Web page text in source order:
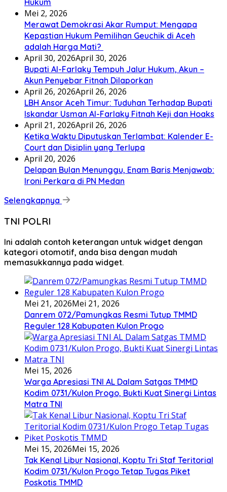
Mei 2, 2026
Merawat Demokrasi Akar Rumput: Mengapa
Kepastian Hukum Pemilihan Geuchik di Aceh
adalah Harga Mati? ‎
April 30, 2026April 30, 2026
Bupati Al-Farlaky Tempuh Jalur Hukum, Akun –
Akun Penyebar Fitnah Dilaporkan
April 26, 2026April 26, 2026
LBH Ansor Aceh Timur: Tuduhan Terhadap Bupati
Iskandar Usman Al-Farlaky Fitnah Keji dan Hoaks
April 21, 2026April 26, 2026
Ketika Waktu Diputuskan Terlambat: Kalender E-
Court dan Disiplin yang Terlupa
April 20, 2026
Delapan Bulan Menunggu, Enam Baris Menjawab:
Ironi Perkara di PN Medan
Selengkapnya
TNI POLRI
Ini adalah contoh keterangan untuk widget dengan
kategori otomotif, anda bisa dengan mudah
memasukkannya pada widget.
Mei 21, 2026Mei 21, 2026
Danrem 072/Pamungkas Resmi Tutup TMMD
Reguler 128 Kabupaten Kulon Progo
Mei 15, 2026
Warga Apresiasi TNI AL Dalam Satgas TMMD
Kodim 0731/Kulon Progo, Bukti Kuat Sinergi Lintas
Matra TNI
Mei 15, 2026Mei 15, 2026
Tak Kenal Libur Nasional, Koptu Tri Staf Teritorial
Kodim 0731/Kulon Progo Tetap Tugas Piket
Poskotis TMMD